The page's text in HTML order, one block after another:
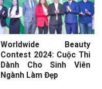
Worldwide Beauty
Contest 2024: Cuộc Thi
Dành Cho Sinh Viên
Ngành Làm Đẹp